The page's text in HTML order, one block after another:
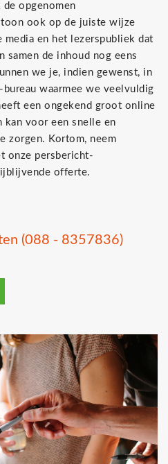
opgenomen
toon ook op de juiste wijze
en het lezerspubliek dat
samen de inhoud nog eens
we je, indien gewenst, in
waarmee we veelvuldig
een ongekend groot online
voor een snelle en
zorgen. Kortom, neem
onze persbericht-
offerte.
(088 - 8357836)